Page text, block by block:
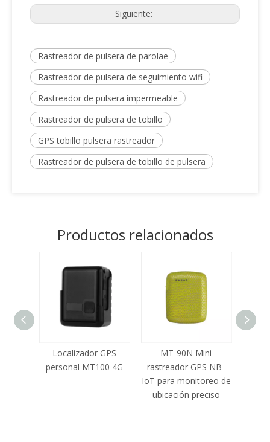
Siguiente:
Rastreador de pulsera de parolae
Rastreador de pulsera de seguimiento wifi
Rastreador de pulsera impermeable
Rastreador de pulsera de tobillo
GPS tobillo pulsera rastreador
Rastreador de pulsera de tobillo de pulsera
Productos relacionados
Localizador GPS
personal MT100 4G
MT-90N Mini
rastreador GPS NB-
IoT para monitoreo de
ubicación preciso